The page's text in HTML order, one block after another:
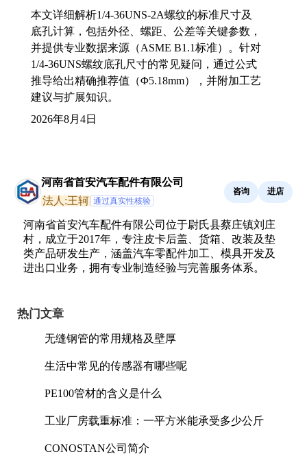
本文详细解析1/4-36UNS-2A螺纹的标准尺寸及
底孔计算，包括外径、螺距、公差等关键参数，
并提供专业数据来源（ASME B1.1标准）。针对
1/4-36UNS螺纹底孔尺寸的常见疑问，通过公式
推导给出精确推荐值（Φ5.18mm），并附加工艺
建议与扩展知识。
2026年8月4日
河南省首安汽车配件有限公司
法人:王轲 通过真实性核验
咨询 进店
河南省首安汽车配件有限公司位于尉氏县蔡庄镇刘庄
村，成立于2017年，专注皮卡后盖、货箱、改装及垫
类产品研发生产，涵盖汽车零配件加工、模具开发及
进出口业务，拥有专业制造经验与完善服务体系。
热门文章
无缝钢管的常用规格及壁厚
生活中常见的传感器有哪些呢
PE100管材的含义是什么
工业厂房载重标准：一平方米能承受多少公斤
CONOSTAN公司简介